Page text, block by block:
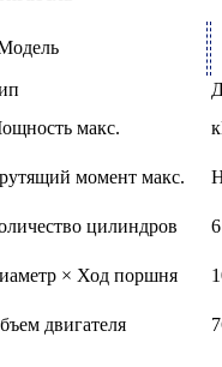
макс.
момент макс.
цилиндров 6
× Ход поршня
двигателя